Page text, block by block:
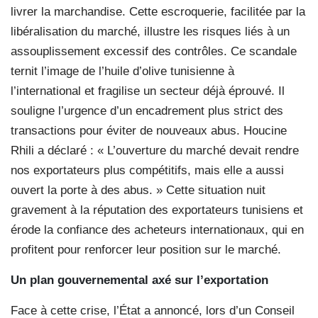
livrer la marchandise. Cette escroquerie, facilitée par la
libéralisation du marché, illustre les risques liés à un
assouplissement excessif des contrôles. Ce scandale
ternit l’image de l’huile d’olive tunisienne à
l’international et fragilise un secteur déjà éprouvé. Il
souligne l’urgence d’un encadrement plus strict des
transactions pour éviter de nouveaux abus. Houcine
Rhili a déclaré : « L’ouverture du marché devait rendre
nos exportateurs plus compétitifs, mais elle a aussi
ouvert la porte à des abus. » Cette situation nuit
gravement à la réputation des exportateurs tunisiens et
érode la confiance des acheteurs internationaux, qui en
profitent pour renforcer leur position sur le marché.
Un plan gouvernemental axé sur l’exportation
Face à cette crise, l’État a annoncé, lors d’un Conseil